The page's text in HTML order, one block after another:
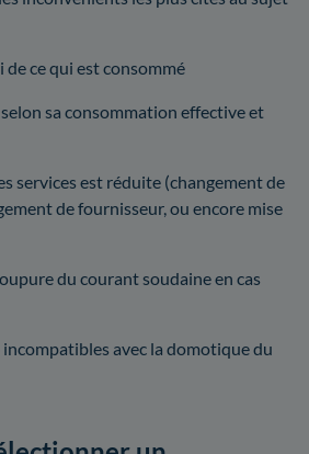
ce qui est consommé
sa consommation effective et
services est réduite (changement de
de fournisseur, ou encore mise
du courant soudaine en cas
avec la domotique du